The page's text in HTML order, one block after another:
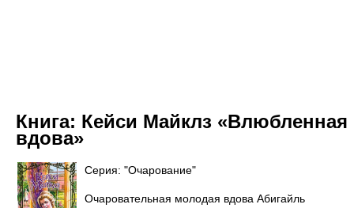
Книга: Кейси Майклз «Влюбленная
вдова»
Серия: "Очарование"
Очаровательная молодая вдова Абигайль